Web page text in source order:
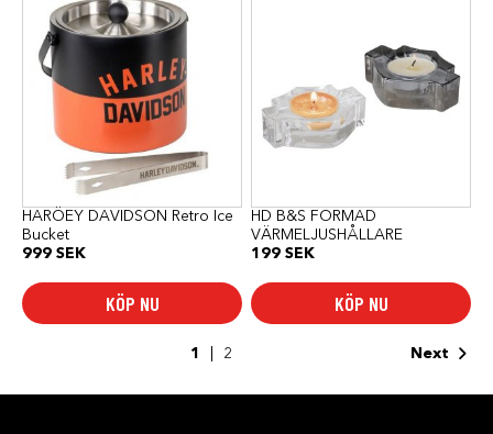
HARÖEY DAVIDSON Retro Ice
Bucket
999 SEK
KÖP NU
HD B&S FORMAD
VÄRMELJUSHÅLLARE
199 SEK
KÖP NU
1 2 Next